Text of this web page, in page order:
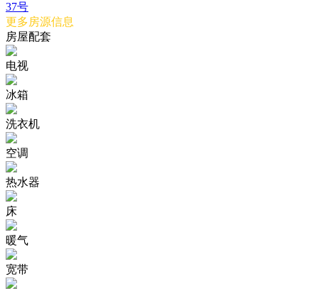
37号
更多房源信息
房屋配套
电视
冰箱
洗衣机
空调
热水器
床
暖气
宽带